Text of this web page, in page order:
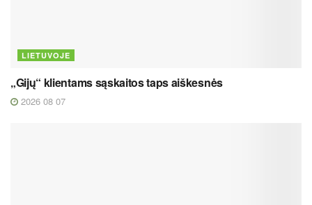
LIETUVOJE
„Gijų“ klientams sąskaitos taps aiškesnės
2026 08 07